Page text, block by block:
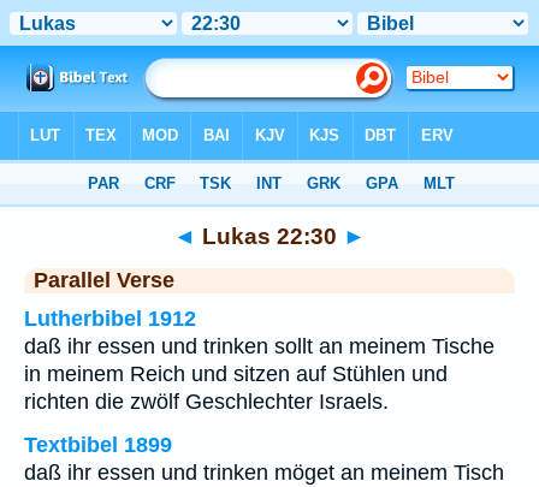
◄ Lukas 22:30 ►
Parallel Verse
Lutherbibel 1912
daß ihr essen und trinken sollt an meinem Tische
in meinem Reich und sitzen auf Stühlen und
richten die zwölf Geschlechter Israels.
Textbibel 1899
daß ihr essen und trinken möget an meinem Tisch